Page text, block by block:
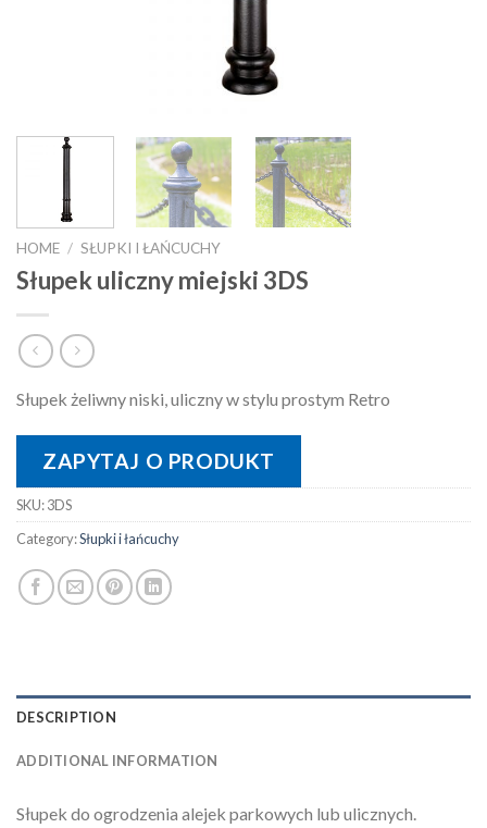
HOME / SŁUPKI I ŁAŃCUCHY
Słupek uliczny miejski 3DS
Słupek żeliwny niski, uliczny w stylu prostym Retro
ZAPYTAJ O PRODUKT
SKU:3DS
Category:Słupki i łańcuchy
DESCRIPTION
ADDITIONAL INFORMATION
Słupek do ogrodzenia alejek parkowych lub ulicznych.